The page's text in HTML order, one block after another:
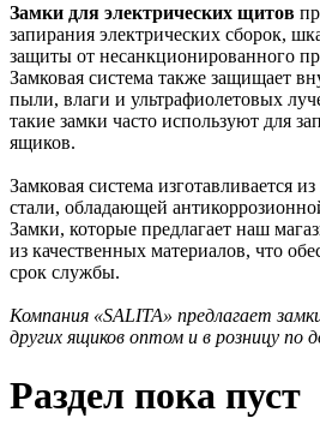
Замки для электрических щитов
запирания электрических сборок,
защиты от несанкционированного
Замковая система также защищает
пыли, влаги и ультрафиолетовых
такие замки часто используют для
ящиков.
Замковая система изготавливается
стали, обладающей
Замки, которые предлагает наш
из качественных материалов, что
срок службы.
Компания «SALITA» предлагает
других ящиков оптом и в розницу по
Раздел пока пуст